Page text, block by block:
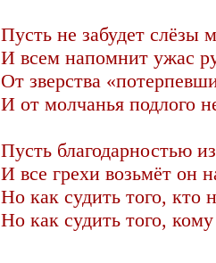
Пусть не забудет слёзы
И всем напомнит ужас
От зверства
И от молчанья подлого
Пусть благодарностью
И все грехи возьмёт он
Но как судить того, кто
Но как судить того,